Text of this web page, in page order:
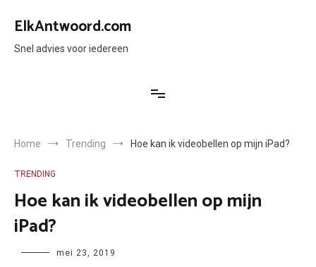
naar
inhoud
ElkAntwoord.com
Snel advies voor iedereen
Home Trending Hoe kan ik videobellen op mijn iPad?
TRENDING
Hoe kan ik videobellen op mijn
iPad?
Author mei 23, 2019